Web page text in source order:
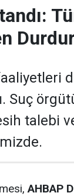
Suç
talebi
AHBAP